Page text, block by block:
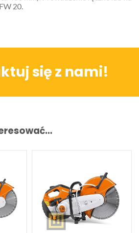
20.
się z nami!